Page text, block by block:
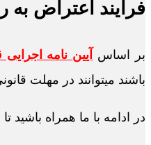
فرایند اعتراض
بر اساس آیین نامه
باشند میتوانند در مهلت
در ادامه با ما همراه باشید